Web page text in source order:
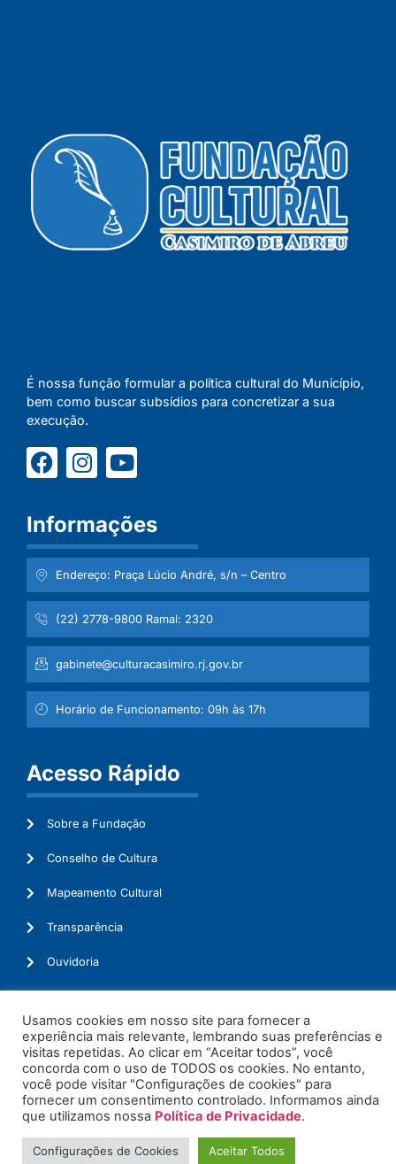
É nossa função formular a política cultural do Município,
bem como buscar subsídios para concretizar a sua
execução.
Informações
Endereço: Praça Lúcio André, s/n – Centro
(22) 2778-9800 Ramal: 2320
gabinete@culturacasimiro.rj.gov.br
Horário de Funcionamento: 09h às 17h
Acesso Rápido
Sobre a Fundação
Conselho de Cultura
Mapeamento Cultural
Transparência
Ouvidoria
© 2026. Todos os Direitos Reservados.
Usamos cookies em nosso site para fornecer a
experiência mais relevante, lembrando suas preferências e
visitas repetidas. Ao clicar em “Aceitar todos”, você
concorda com o uso de TODOS os cookies. No entanto,
você pode visitar "Configurações de cookies" para
fornecer um consentimento controlado. Informamos ainda
que utilizamos nossa Política de Privacidade.
Configurações de Cookies Aceitar Todos